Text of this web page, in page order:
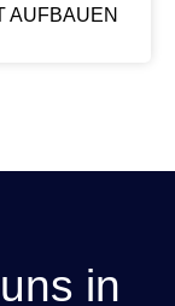
AUFBAUEN
in